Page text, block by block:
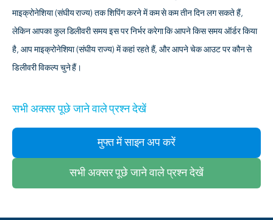
माइक्रोनेशिया (संघीय राज्य) तक शिपिंग करने में कम से कम तीन दिन लग सकते हैं,
लेकिन आपका कुल डिलीवरी समय इस पर निर्भर करेगा कि आपने किस समय ऑर्डर किया
है, आप माइक्रोनेशिया (संघीय राज्य) में कहां रहते हैं, और आपने चेक आउट पर कौन से
डिलीवरी विकल्प चुने हैं।
सभी अक्सर पूछे जाने वाले प्रश्न देखें
मुफ्त में साइन अप करें
सभी अक्सर पूछे जाने वाले प्रश्न देखें